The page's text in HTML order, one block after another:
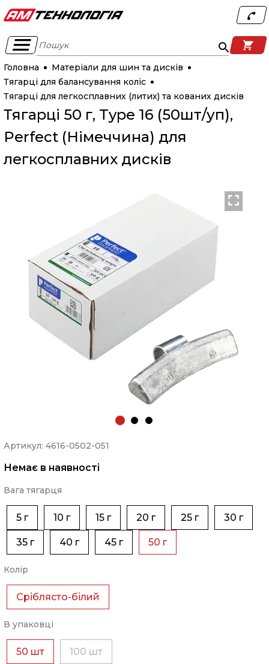
Пошук
Головна
Матеріали для шин та дисків
Тягарці для балансування коліс
Тягарці для легкосплавних (литих) та кованих дисків
Тягарці 50 г, Type 16 (50шт/уп),
Perfect (Німеччина) для
легкосплавних дисків
Артикул: 4616-0502-051
Немає в наявності
Вага тягарця
5 г 10 г 15 г 20 г 25 г 30 г
35 г 40 г 45 г 50 г
Колір
Сріблясто-білий
В упаковці
50 шт 100 шт